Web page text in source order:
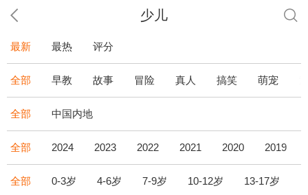
少儿
最新 最热 评分
全部 早教 故事 冒险 真人 搞笑 萌宠
全部 中国内地
全部 2024 2023 2022 2021 2020 2019
全部 0-3岁 4-6岁 7-9岁 10-12岁 13-17岁